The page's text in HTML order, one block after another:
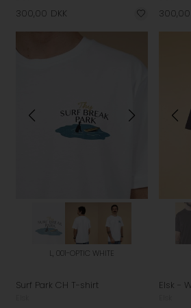
300,00 DKK 300,00
L, 001-OPTIC WHITE
Surf Park CH T-shirt